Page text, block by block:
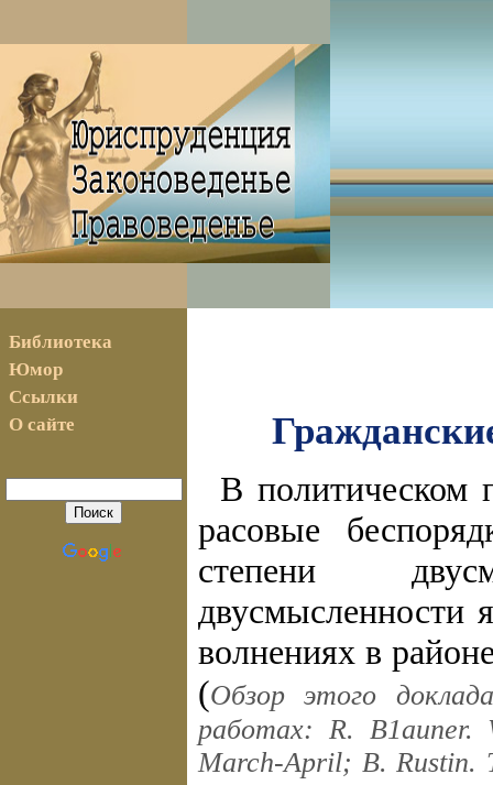
Библиотека
Юмор
Ссылки
О сайте
В политическом
расовые
степени
двусмысленности
волнениях в
(Обзор этого
работах: R. В1auner.
March-April; B. Rustin.